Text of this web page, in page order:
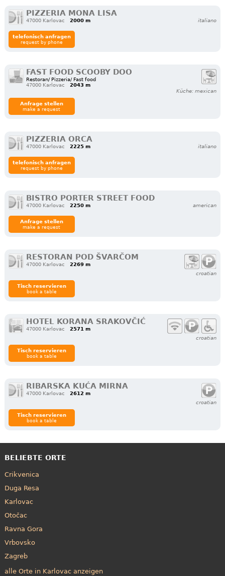
PIZZERIA MONA LISA
47000 Karlovac 2000 m italiano
telefonisch anfragen
request by phone
FAST FOOD SCOOBY DOO
Restoran/ Pizzeria/ Fast food
47000 Karlovac
2043 m
Küche: mexican
Anfrage stellen
make a request
PIZZERIA ORCA
47000 Karlovac 2225 m italiano
telefonisch anfragen
request by phone
BISTRO PORTER STREET FOOD
47000 Karlovac 2250 m american
Anfrage stellen
make a request
RESTORAN POD ŠVARČOM
47000 Karlovac
2269 m
croatian
Tisch reservieren
book a table
HOTEL KORANA SRAKOVČIĆ
47000 Karlovac
2571 m
croatian
Tisch reservieren
book a table
RIBARSKA KUĆA MIRNA
47000 Karlovac
2612 m
croatian
Tisch reservieren
book a table
BELIEBTE ORTE
Crikvenica
Duga Resa
Karlovac
Otočac
Ravna Gora
Vrbovsko
Zagreb
alle Orte in Karlovac anzeigen